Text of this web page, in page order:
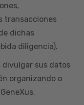
transacciones
dichas
diligencia).
divulgar sus datos
organizando o